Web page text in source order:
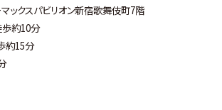
クスパビリオン新宿歌舞伎町7階
約10分
15分